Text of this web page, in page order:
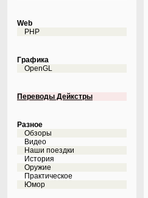
Web
PHP
Графика
OpenGL
Переводы Дейкстры
Разное
Обзоры
Видео
Наши поездки
История
Оружие
Практическое
Юмор